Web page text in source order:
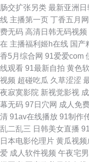
屏 91爱豆影业 国产日韩精
播在线 九九欧美经典视频 91
91 伦理精品 黑丝足交后入
大香蕉免费 91看片婬黄大片
不卡三区 AV老司机 日韩熟
惑ok天堂 91天堂五月 日本H
一本一道NV高清 精品视频在
肠交扩张另类 最新亚洲日
线 主播第一页 丁香五月网
费无码 高清日韩无码视频
在 主播福利姬h在线 国产
香5月综合网 91爱爱com
线观看 91最新自拍 黄色
视频 超碰吃瓜 久草涩涩
夜寂寞影院 新视觉影视
幕无码 97日穴网 成人免
清 91av在线播放 91制作
乱二乱三 日韩美女直播
日本电影伦理片 黄瓜视频
爱 成人软件视频 午夜宅